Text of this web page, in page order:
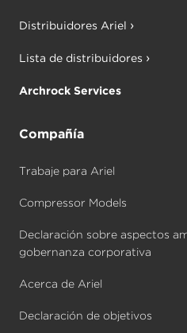
Distribuidores Ariel
Lista de distribuidores
Archrock Services
Compañía
Trabaje para Ariel
Compressor Models
Declaración sobre aspectos
gobernanza corporativa
Acerca de Ariel
Declaración de objetivos